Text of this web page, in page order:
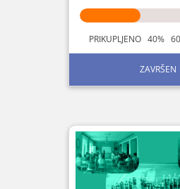
PRIKUPLJENO 40%
ZAVRŠEN